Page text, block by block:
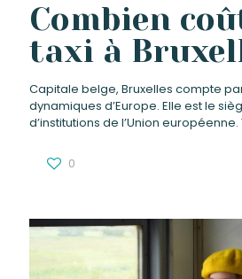
Combien
taxi à
Capitale belge, Bruxelles compte
dynamiques d’Europe. Elle est le
d’institutions de l’Union européenne.
0